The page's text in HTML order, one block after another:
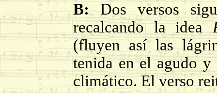
B:Dos versos
recalcando la idea
(fluyen así las
tenida en el agudo y
climático. El verso